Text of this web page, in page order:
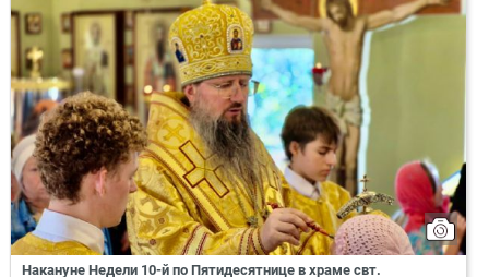
Накануне Недели 10-й по Пятидесятнице в храме свт.